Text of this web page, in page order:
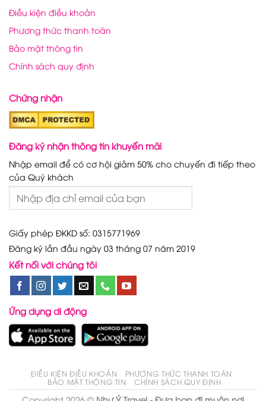
Điều kiện điều khoản
Phương thức thanh toán
Bảo mật thông tin
Chính sách quy định
Chứng nhận
Đăng ký nhận thông tin khuyến mãi
Nhập email để có cơ hội giảm 50% cho chuyến đi tiếp theo
của Quý khách
Giấy phép ĐKKD số: 0315771969
Đăng ký lần đầu ngày 03 tháng 07 năm 2019
Kết nối với chúng tôi
Ứng dụng di động
ĐIỀU KIỆN ĐIỀU KHOẢN
PHƯƠNG THỨC THANH TOÁN
BẢO MẬT THÔNG TIN
CHÍNH SÁCH QUY ĐỊNH